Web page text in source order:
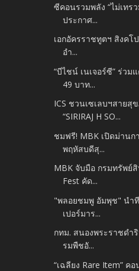
ซีคอนรวมพลัง “ไม่เทร
ประกาศ...
เอกอัครราชทูตฯ สิงคโ
อำ...
“บีไชน์ เนเจอร์ซี” ร่วม
49 บาท...
ICS ชวนเซเลบฯสายสุ
“SIRIRAJ H SO...
ชมฟรี! MBK เปิดม่านก
พฤหัสบดีสุ...
MBK จับมือ กรมทรัพย์
Fest คัด...
"พลอยชมพู อัมพุช" นำ
เปอร์มาร...
กทม. สนองพระราชดำ
รมพืชอั...
“เฉลียง Rare Item” ค